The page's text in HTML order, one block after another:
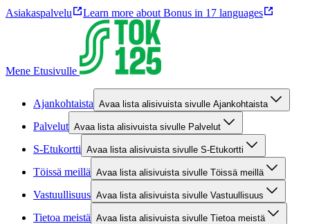
Asiakaspalvelu Learn more about Bonus in 17 languages
Mene Etusivulle
Ajankohtaista Avaa lista alisivuista sivulle Ajankohtaista
Palvelut Avaa lista alisivuista sivulle Palvelut
S-Etukortti Avaa lista alisivuista sivulle S-Etukortti
Töissä meillä Avaa lista alisivuista sivulle Töissä meillä
Vastuullisuus Avaa lista alisivuista sivulle Vastuullisuus
Tietoa meistä Avaa lista alisivuista sivulle Tietoa meistä